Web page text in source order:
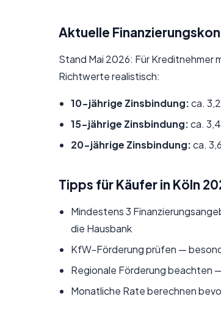
Aktuelle
Stand Mai 2026: Für Kreditnehmer
Richtwerte realistisch:
10-jährige Zinsbindung:ca.
15-jährige Zinsbindung:ca.
20-jährige Zinsbindung:ca.
Tipps für Käufer in Köln
Mindestens 3
die Hausbank
KfW-Förderung prüfen —
Regionale Förderung beachten
Monatliche Rate berechnen